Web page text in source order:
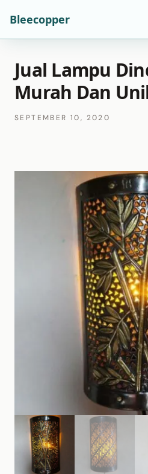
Bleecopper
Jual Lampu
Murah Dan
SEPTEMBER 10, 2020